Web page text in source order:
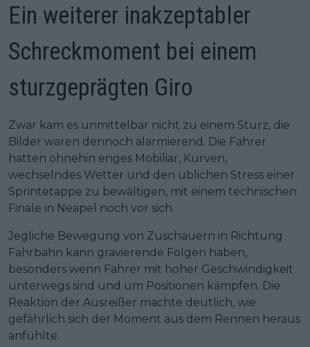
Ein weiterer inakzeptabler
Schreckmoment bei einem
sturzgeprägten Giro
Zwar kam es unmittelbar nicht zu einem Sturz, die
Bilder waren dennoch alarmierend. Die Fahrer
hatten ohnehin enges Mobiliar, Kurven,
wechselndes Wetter und den üblichen Stress einer
Sprintetappe zu bewältigen, mit einem technischen
Finale in Neapel noch vor sich.
Jegliche Bewegung von Zuschauern in Richtung
Fahrbahn kann gravierende Folgen haben,
besonders wenn Fahrer mit hoher Geschwindigkeit
unterwegs sind und um Positionen kämpfen. Die
Reaktion der Ausreißer machte deutlich, wie
gefährlich sich der Moment aus dem Rennen heraus
anfühlte.